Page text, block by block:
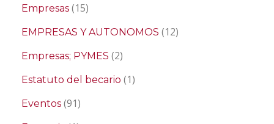
Empresas (15)
EMPRESAS Y AUTONOMOS (12)
Empresas; PYMES (2)
Estatuto del becario (1)
Eventos (91)